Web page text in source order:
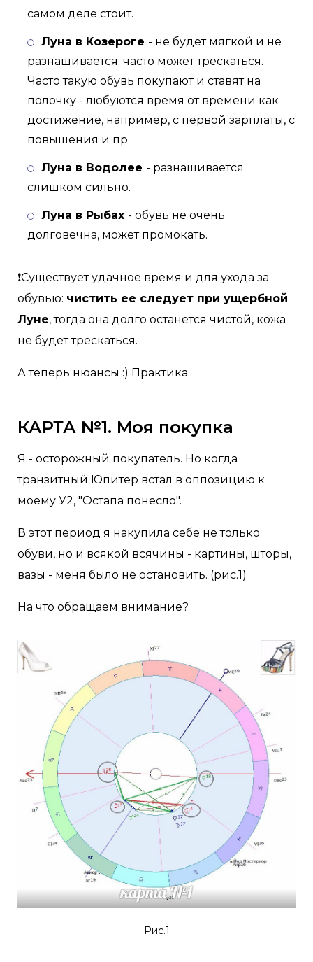
самом деле стоит.
Луна в Козероге - не будет мягкой и не
разнашивается; часто может трескаться.
Часто такую обувь покупают и ставят на
полочку - любуются время от времени как
достижение, например, с первой зарплаты, с
повышения и пр.
Луна в Водолее - разнашивается
слишком сильно.
Луна в Рыбах - обувь не очень
долговечна, может промокать.
❗Существует удачное время и для ухода за
обувью: чистить ее следует при ущербной
Луне, тогда она долго останется чистой, кожа
не будет трескаться.
А теперь нюансы :) Практика.
КАРТА №1. Моя покупка
Я - осторожный покупатель. Но когда
транзитный Юпитер встал в оппозицию к
моему У2, "Остапа понесло".
В этот период я накупила себе не только
обуви, но и всякой всячины - картины, шторы,
вазы - меня было не остановить. (рис.1)
На что обращаем внимание?
Рис.1